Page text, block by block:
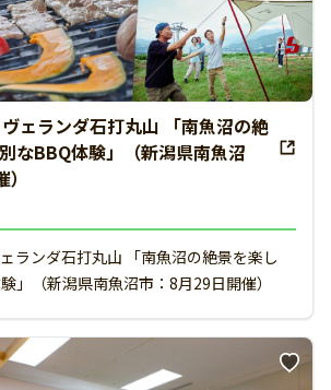
ェランダ石打丸山 「南魚沼の絶
なBBQ体験」（新潟県南魚沼
ランダ石打丸山 「南魚沼の絶景を楽し
」（新潟県南魚沼市：8月29日開催）